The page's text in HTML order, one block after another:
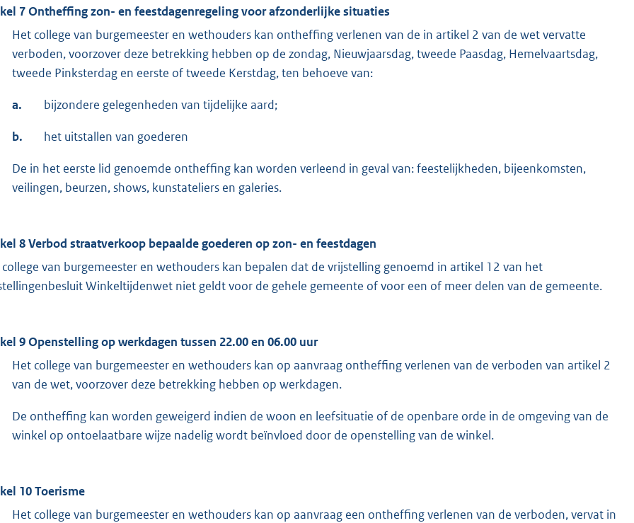
7 Ontheffing zon- en feestdagenregeling voor afzonderlijke situaties
Het college van burgemeester en wethouders kan ontheffing verlenen van de in artikel 2 van de wet vervatte
verboden, voorzover deze betrekking hebben op de zondag, Nieuwjaarsdag, tweede Paasdag, Hemelvaartsdag,
tweede Pinksterdag en eerste of tweede Kerstdag, ten behoeve van:
a. bijzondere gelegenheden van tijdelijke aard;
b. het uitstallen van goederen
De in het eerste lid genoemde ontheffing kan worden verleend in geval van: feestelijkheden, bijeenkomsten,
veilingen, beurzen, shows, kunstateliers en galeries.
8 Verbod straatverkoop bepaalde goederen op zon- en feestdagen
van burgemeester en wethouders kan bepalen dat de vrijstelling genoemd in artikel 12 van het
Winkeltijdenwet niet geldt voor de gehele gemeente of voor een of meer delen van de gemeente.
9 Openstelling op werkdagen tussen 22.00 en 06.00 uur
Het college van burgemeester en wethouders kan op aanvraag ontheffing verlenen van de verboden van artikel 2
van de wet, voorzover deze betrekking hebben op werkdagen.
De ontheffing kan worden geweigerd indien de woon en leefsituatie of de openbare orde in de omgeving van de
winkel op ontoelaatbare wijze nadelig wordt beïnvloed door de openstelling van de winkel.
10 Toerisme
Het college van burgemeester en wethouders kan op aanvraag een ontheffing verlenen van de verboden, vervat in